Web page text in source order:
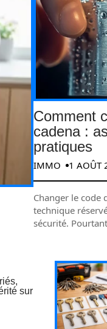
Comment
cadena :
pratiques
IMMO 1 AOÛT
Changer le code
technique
sécurité.
sur